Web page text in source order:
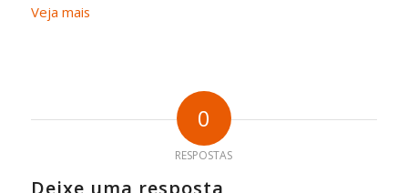
Veja mais
0
RESPOSTAS
Deixe uma resposta